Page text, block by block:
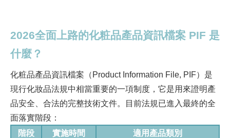
2026全面上路的化粧品產品資訊檔案 PIF 是
什麼？
化粧品產品資訊檔案（Product Information File, PIF）是
現行化妝品法規中相當重要的一項制度，它是用來證明產
品安全、合法的完整技術文件。目前法規已進入最終的全
面落實階段：
階段
實施時間
適用產品類別